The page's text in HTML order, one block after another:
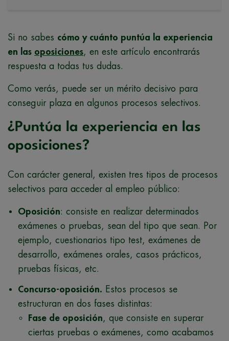
Si no sabes cómo y cuánto puntúa la experiencia
en las oposiciones, en este artículo encontrarás
respuesta a todas tus dudas.
Como verás, puede ser un mérito decisivo para
conseguir plaza en algunos procesos selectivos.
¿Puntúa la experiencia en las
oposiciones?
Con carácter general, existen tres tipos de procesos
selectivos para acceder al empleo público:
Oposición: consiste en realizar determinados
exámenes o pruebas, sean del tipo que sean. Por
ejemplo, cuestionarios tipo test, exámenes de
desarrollo, exámenes orales, casos prácticos,
pruebas físicas, etc.
Concurso-oposición. Estos procesos se
estructuran en dos fases distintas:
Fase de oposición, que consiste en superar
ciertas pruebas o exámenes, como acabamos